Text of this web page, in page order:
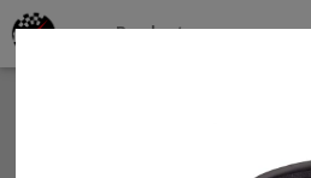
Productos por marcas